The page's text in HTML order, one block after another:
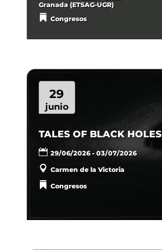
Granada (ETSAG-UGR)
Congresos
29
junio
TALES OF BLACK HOLES
29/06/2026 - 03/07/2026
Carmen de la Victoria
Congresos